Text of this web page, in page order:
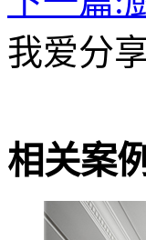
我爱分享
相关案例